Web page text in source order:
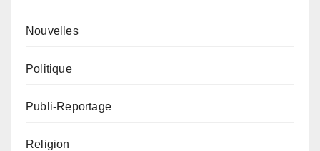
Nouvelles
Politique
Publi-Reportage
Religion